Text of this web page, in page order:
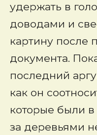
удержать в
доводами и
картину после
документа.
последний
как он
которые были
за деревьями